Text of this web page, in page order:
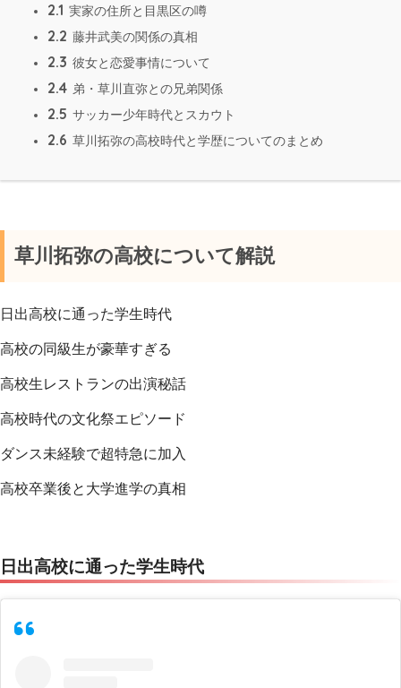
2.1 実家の住所と目黒区の噂
2.2 藤井武美の関係の真相
2.3 彼女と恋愛事情について
2.4 弟・草川直弥との兄弟関係
2.5 サッカー少年時代とスカウト
2.6 草川拓弥の高校時代と学歴についてのまとめ
草川拓弥の高校について解説
日出高校に通った学生時代
高校の同級生が豪華すぎる
高校生レストランの出演秘話
高校時代の文化祭エピソード
ダンス未経験で超特急に加入
高校卒業後と大学進学の真相
日出高校に通った学生時代